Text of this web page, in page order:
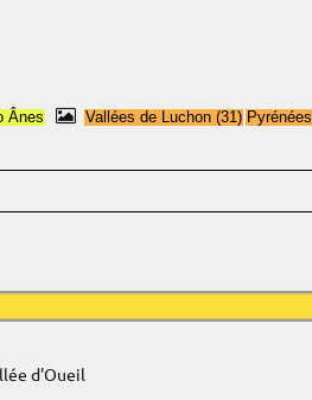
Ânes Vallées de Luchon (31) Pyrénées
d'Oueil